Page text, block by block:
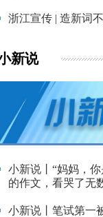
浙江宣传 | 造新词
新说
小新说丨“妈妈，
的作文，看哭了无
小新说丨笔试第一